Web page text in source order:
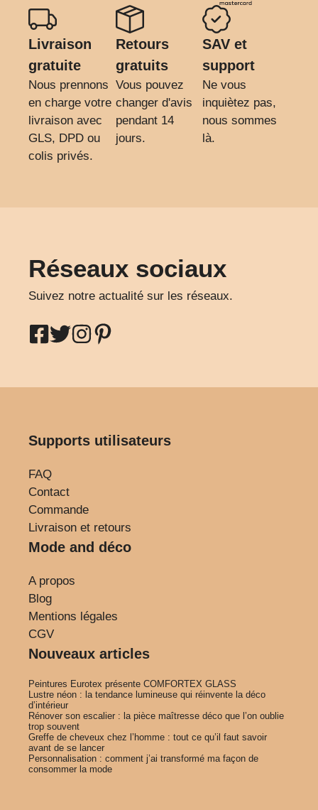
Livraison
gratuite
Nous prennons
en charge votre
livraison avec
GLS, DPD ou
colis privés.
Retours
gratuits
Vous pouvez
changer d'avis
pendant 14
jours.
SAV et
support
Ne vous
inquiètez pas,
nous sommes
là.
Réseaux sociaux
Suivez notre actualité sur les réseaux.
Supports utilisateurs
FAQ
Contact
Commande
Livraison et retours
Mode and déco
A propos
Blog
Mentions légales
CGV
Nouveaux articles
Peintures Eurotex présente COMFORTEX GLASS
Lustre néon : la tendance lumineuse qui réinvente la déco
d’intérieur
Rénover son escalier : la pièce maîtresse déco que l’on oublie
trop souvent
Greffe de cheveux chez l’homme : tout ce qu’il faut savoir
avant de se lancer
Personnalisation : comment j’ai transformé ma façon de
consommer la mode